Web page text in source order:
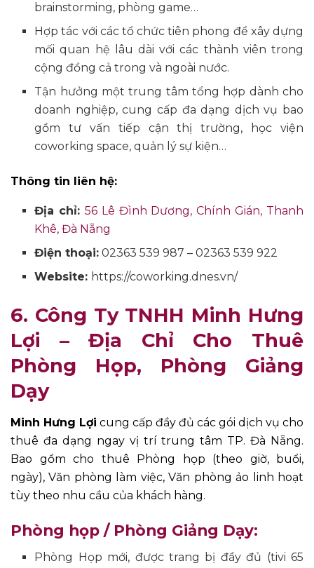
brainstorming, phòng game…
Hợp tác với các tổ chức tiên phong để xây dựng
mối quan hệ lâu dài với các thành viên trong
cộng đồng cả trong và ngoài nước.
Tận hưởng một trung tâm tổng hợp dành cho
doanh nghiệp, cung cấp đa dạng dịch vụ bao
gồm tư vấn tiếp cận thị trường, học viện
coworking space, quản lý sự kiện…
Thông tin liên hệ:
Địa chỉ: 56 Lê Đình Dương, Chính Gián, Thanh
Khê, Đà Nẵng
Điện thoại: 02363 539 987 – 02363 539 922
Website: https://coworking.dnes.vn/
6. Công Ty TNHH Minh Hưng
Lợi – Địa Chỉ Cho Thuê
Phòng Họp, Phòng Giảng
Dạy
Minh Hưng Lợi cung cấp đầy đủ các gói dịch vụ cho
thuê đa dạng ngay vị trí trung tâm TP. Đà Nẵng.
Bao gồm cho thuê Phòng họp (theo giờ, buổi,
ngày), Văn phòng làm việc, Văn phòng ảo linh hoạt
tùy theo nhu cầu của khách hàng.
Phòng họp / Phòng Giảng Dạy:
Phòng Họp mới, được trang bị đầy đủ (tivi 65